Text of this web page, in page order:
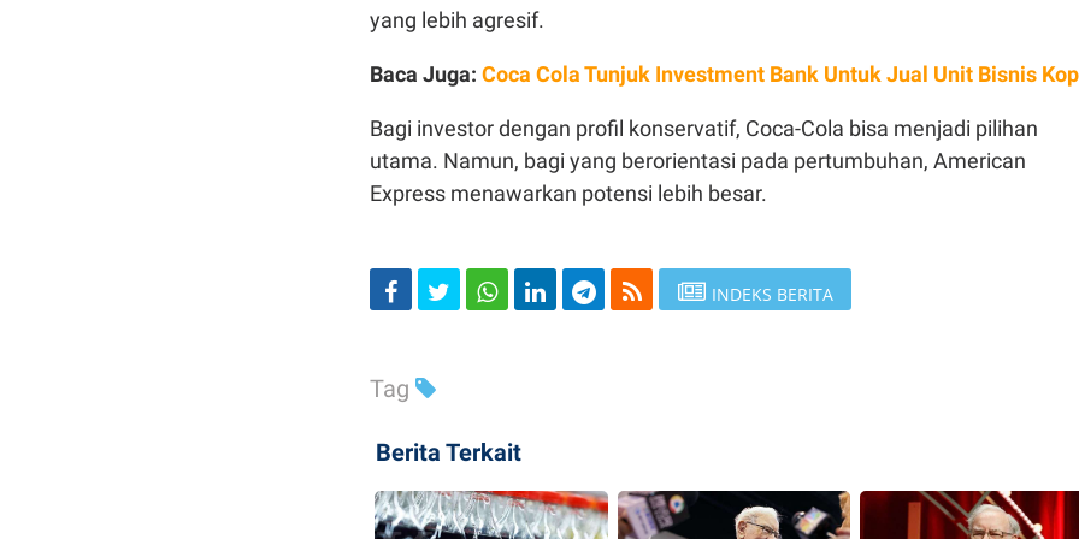
yang lebih agresif.
Baca Juga: Coca Cola Tunjuk Investment Bank Untuk Jual Unit Bisnis
Bagi investor dengan profil konservatif, Coca-Cola bisa menjadi pilihan
utama. Namun, bagi yang berorientasi pada pertumbuhan, American
Express menawarkan potensi lebih besar.
INDEKS BERITA
Tag
Berita Terkait